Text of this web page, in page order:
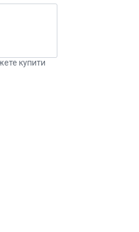
купити